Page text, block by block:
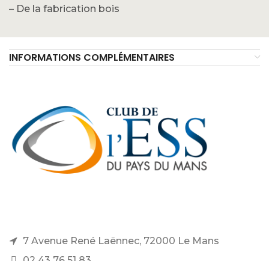
– De la fabrication bois
INFORMATIONS COMPLÉMENTAIRES
7 Avenue René Laënnec, 72000 Le Mans